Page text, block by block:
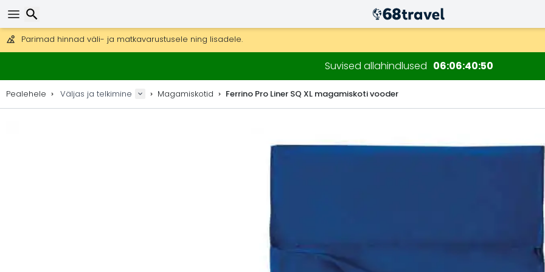
Saab saata ka DHL Expressi kaudu (kohaletoimetamine 24 tunni jooksul)
30 päeva tagastamiseks, 90 päeva puidust kaartide ja dekoratsioonide jaoks.
Parimad hinnad väli- ja matkavarustusele ning lisadele.
Suvised allahindlused 06064050
Pealehele Väljas ja telkimine Magamiskotid Ferrino Pro Liner SQ XL magamiskoti vooder